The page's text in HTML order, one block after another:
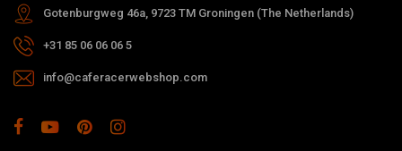
Gotenburgweg 46a, 9723 TM Groningen (The Netherlands)
+31 85 06 06 06 5
info@caferacerwebshop.com